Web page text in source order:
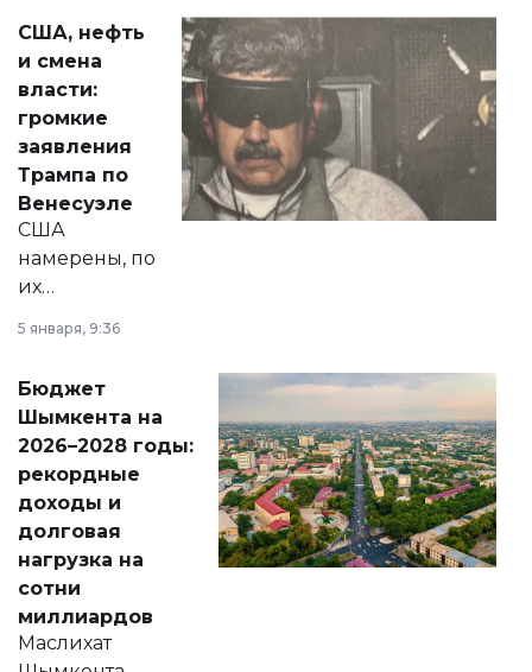
актуальных тем —
от слухов о
политических
реформах до
вопросов армии,
экономики и
личного здоровья.
США, нефть
и смена
власти:
громкие
заявления
Трампа по
Венесуэле
США
намерены, по
их
принести
народу
Венесуэлы.
5 января, 9:36
Бюджет
Шымкента на
2026–2028 годы:
рекордные
доходы и
долговая
нагрузка на
сотни
миллиардов
Маслихат